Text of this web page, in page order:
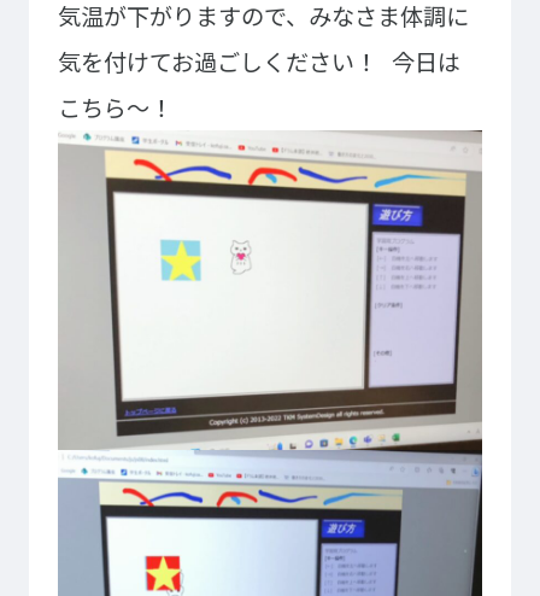
学院のご紹介
建学の精神・学院長挨拶
教育方針
沿革（学院の歴史）
動画で見るテクノスカレッ
ジ
学科一覧
WEBエントリー・WEB出願 情報公開・シラバス
東京工学院専門学校
コンサート・イベント科
音響芸術科
映像メディア学科
ミュージック科
声優・演劇科
ゲームクリエーター科
アニメ・マンガ科
インテリアデザイン科
情報システム科
電気電子学科
航空学科
法律情報科
ビジネス情報科
気温が下がりますので、みなさま体調に
気を付けてお過ごしください！
今日は
こちら～！